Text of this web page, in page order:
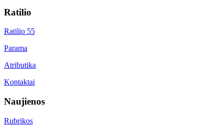
Ratilio
Ratilio 55
Parama
Atributika
Kontaktai
Naujienos
Rubrikos